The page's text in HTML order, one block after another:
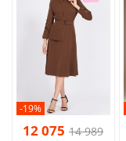
-19%
12 075 14 989